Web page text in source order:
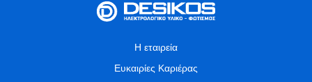
Η εταιρεία
Ευκαιρίες Καριέρας